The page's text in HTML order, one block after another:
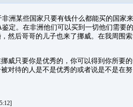
洲某些国家只要有钱什么都能买的国家
定。在非洲他们可以买到一切他们需要
然后哥哥的儿子也来了挪威。在我周围
威只要你是优秀的，你可以得到你所要
对待的人是不是优秀的或者说是不是在